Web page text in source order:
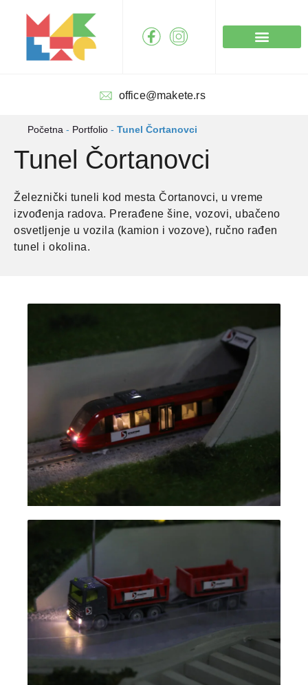
sadržaj
office@makete.rs
Početna - Portfolio - Tunel Čortanovci
Tunel Čortanovci
Železnički tuneli kod mesta Čortanovci, u vreme
izvođenja radova. Prerađene šine, vozovi, ubačeno
osvetljenje u vozila (kamion i vozove), ručno rađen
tunel i okolina.